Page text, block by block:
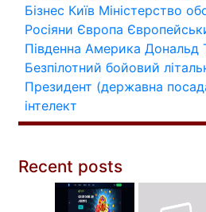
Бізнес Київ Міністерство
Росіяни Європа
Південна Америка Дональд
Безпілотний бойовий
Президент (державна
інтелект
Recent posts